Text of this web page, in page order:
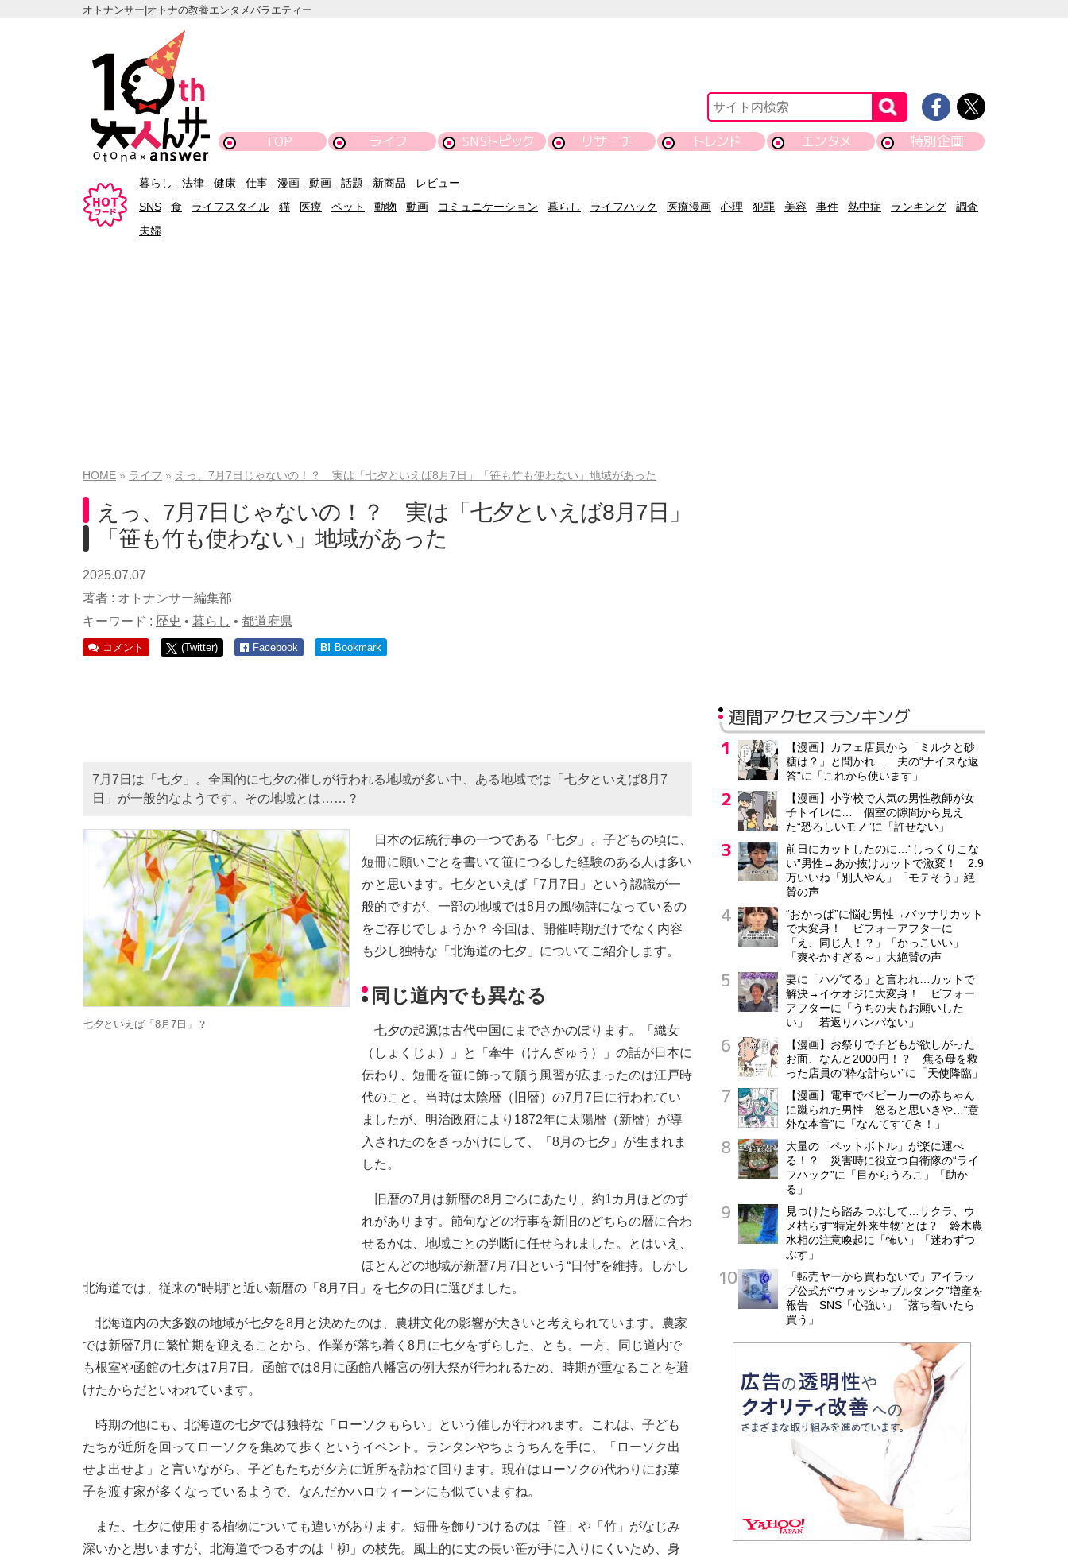
オトナンサー|オトナの教養エンタメバラエティー
TOP ライフ SNSトピック リサーチ トレンド エンタメ 特別企画
暮らし 法律 健康 仕事 漫画 動画 話題 新商品
レビュー
SNS
食 ライフスタイル 猫 医療 ペット 動物 動画 コミュニケーション 暮らし ライフハック 医療漫画 心理 犯罪 美容 事件 熱中症 ランキング
調査
夫婦
HOME ライフ えっ、7月7日じゃないの！？ 実は「七夕といえば8月7日」「笹も竹も使わない」地域があった
えっ、7月7日じゃないの！？ 実は「七夕といえば8月7日」
「笹も竹も使わない」地域があった
2025.07.07
著者 : オトナンサー編集部
キーワード : 歴史 • 暮らし • 都道府県
コメント (Twitter) Facebook B! Bookmark
7月7日は「七夕」。全国的に七夕の催しが行われる地域が多い中、ある地域では「七夕といえば8月7
日」が一般的なようです。その地域とは……？
七夕といえば「8月7日」？
日本の伝統行事の一つである「七夕」。子どもの頃に、
短冊に願いごとを書いて笹につるした経験のある人は多い
かと思います。七夕といえば「7月7日」という認識が一
般的ですが、一部の地域では8月の風物詩になっているの
をご存じでしょうか？ 今回は、開催時期だけでなく内容
も少し独特な「北海道の七夕」についてご紹介します。
同じ道内でも異なる
七夕の起源は古代中国にまでさかのぼります。「織女
（しょくじょ）」と「牽牛（けんぎゅう）」の話が日本に
伝わり、短冊を笹に飾って願う風習が広まったのは江戸時
代のこと。当時は太陰暦（旧暦）の7月7日に行われてい
ましたが、明治政府により1872年に太陽暦（新暦）が導
入されたのをきっかけにして、「8月の七夕」が生まれま
した。
旧暦の7月は新暦の8月ごろにあたり、約1カ月ほどのず
れがあります。節句などの行事を新旧のどちらの暦に合わ
せるかは、地域ごとの判断に任せられました。とはいえ、
ほとんどの地域が新暦7月7日という“日付”を維持。しかし
北海道では、従来の“時期”と近い新暦の「8月7日」を七夕の日に選びました。
北海道内の大多数の地域が七夕を8月と決めたのは、農耕文化の影響が大きいと考えられています。農家
では新暦7月に繁忙期を迎えることから、作業が落ち着く8月に七夕をずらした、とも。一方、同じ道内で
も根室や函館の七夕は7月7日。函館では8月に函館八幡宮の例大祭が行われるため、時期が重なることを避
けたからだといわれています。
時期の他にも、北海道の七夕では独特な「ローソクもらい」という催しが行われます。これは、子ども
たちが近所を回ってローソクを集めて歩くというイベント。ランタンやちょうちんを手に、「ローソク出
せよ出せよ」と言いながら、子どもたちが夕方に近所を訪ねて回ります。現在はローソクの代わりにお菓
子を渡す家が多くなっているようで、なんだかハロウィーンにも似ていますね。
また、七夕に使用する植物についても違いがあります。短冊を飾りつけるのは「笹」や「竹」がなじみ
深いかと思いますが、北海道でつるすのは「柳」の枝先。風土的に丈の長い笹が手に入りにくいため、身
週間アクセスランキング
【漫画】カフェ店員から「ミルクと砂
糖は？」と聞かれ… 夫の“ナイスな返
答”に「これから使います」
【漫画】小学校で人気の男性教師が女
子トイレに… 個室の隙間から見え
た“恐ろしいモノ”に「許せない」
前日にカットしたのに…“しっくりこな
い”男性→あか抜けカットで激変！ 2.9
万いいね「別人やん」「モテそう」絶
賛の声
“おかっぱ”に悩む男性→バッサリカット
で大変身！ ビフォーアフターに
「え、同じ人！？」「かっこいい」
「爽やかすぎる～」大絶賛の声
妻に「ハゲてる」と言われ…カットで
解決→イケオジに大変身！ ビフォー
アフターに「うちの夫もお願いした
い」「若返りハンパない」
【漫画】お祭りで子どもが欲しがった
お面、なんと2000円！？ 焦る母を救
った店員の“粋な計らい”に「天使降臨」
【漫画】電車でベビーカーの赤ちゃん
に蹴られた男性 怒ると思いきや…“意
外な本音”に「なんてすてき！」
大量の「ペットボトル」が楽に運べ
る！？ 災害時に役立つ自衛隊の“ライ
フハック”に「目からうろこ」「助か
る」
見つけたら踏みつぶして…サクラ、ウ
メ枯らす“特定外来生物”とは？ 鈴木農
水相の注意喚起に「怖い」「迷わずつ
ぶす」
「転売ヤーから買わないで」アイラッ
プ公式が“ウォッシャブルタンク”増産を
報告 SNS「心強い」「落ち着いたら
買う」